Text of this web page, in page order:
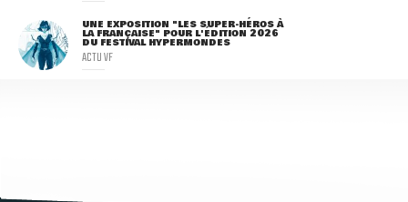
UNE EXPOSITION "LES SUPER-HÉROS À
LA FRANÇAISE" POUR L'ÉDITION 2026
DU FESTIVAL HYPERMONDES
ACTU VF